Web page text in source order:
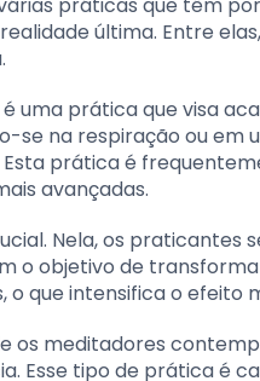
última. Entre
uma prática que visa
na respiração ou em
prática é
avançadas.
Nela, os praticantes
o objetivo de
que intensifica o efeito
os meditadores
Esse tipo de prática é